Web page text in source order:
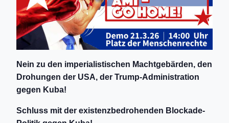
Nein zu den imperialistischen Machtgebärden, den
Drohungen der USA, der Trump-Administration
gegen Kuba!
Schluss mit der existenzbedrohenden Blockade-